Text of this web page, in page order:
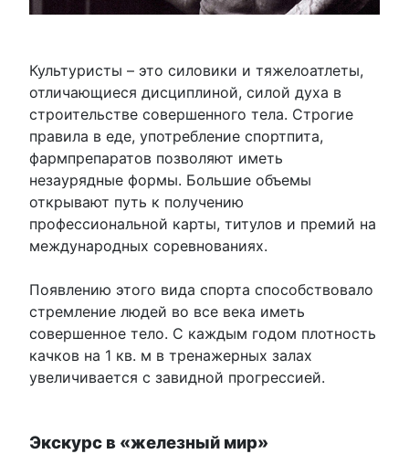
Культуристы – это силовики и тяжелоатлеты,
отличающиеся дисциплиной, силой духа в
строительстве совершенного тела. Строгие
правила в еде, употребление спортпита,
фармпрепаратов позволяют иметь
незаурядные формы. Большие объемы
открывают путь к получению
профессиональной карты, титулов и премий на
международных соревнованиях.
Появлению этого вида спорта способствовало
стремление людей во все века иметь
совершенное тело. С каждым годом плотность
качков на 1 кв. м в тренажерных залах
увеличивается с завидной прогрессией.
Экскурс в «железный мир»